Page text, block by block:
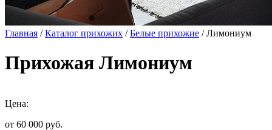
Главная /Каталог прихожих /Белые прихожие / Лимониум
Прихожая Лимониум
Цена:
от 60 000 руб.